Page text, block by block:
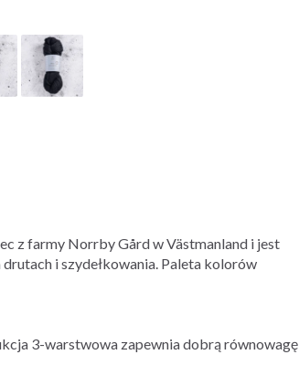
z farmy Norrby Gård w Västmanland i jest
i szydełkowania. Paleta kolorów
3-warstwowa zapewnia dobrą równowagę